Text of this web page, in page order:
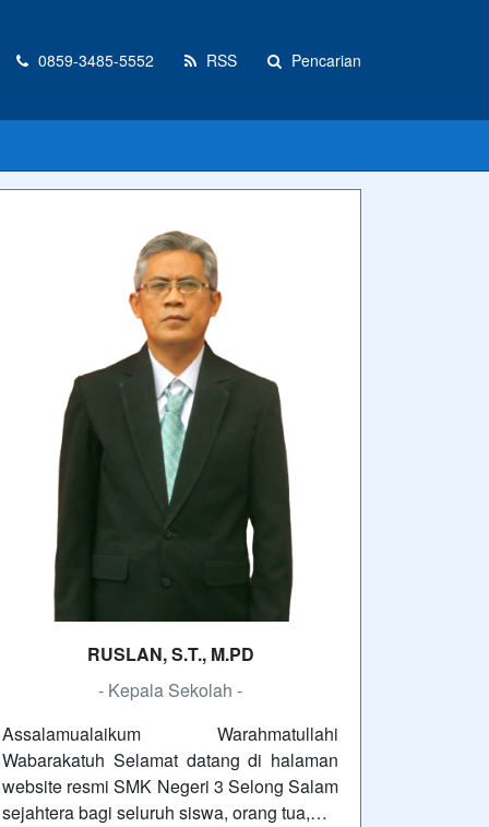
0859-3485-5552 RSS Pencarian
RUSLAN, S.T., M.PD
- Kepala Sekolah -
Assalamualaikum Warahmatullahi
Wabarakatuh Selamat datang di halaman
website resmi SMK Negeri 3 Selong Salam
sejahtera bagi seluruh siswa, orang tua,…